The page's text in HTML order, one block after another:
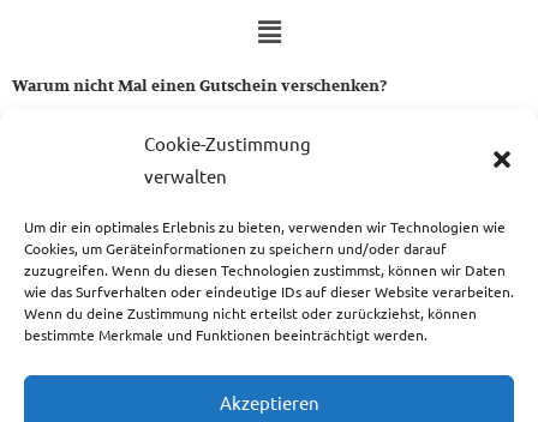
Cookie-Zustimmung
verwalten
Um dir ein optimales Erlebnis zu bieten, verwenden wir Technologien wie
Cookies, um Geräteinformationen zu speichern und/oder darauf
zuzugreifen. Wenn du diesen Technologien zustimmst, können wir Daten
wie das Surfverhalten oder eindeutige IDs auf dieser Website verarbeiten.
Wenn du deine Zustimmung nicht erteilst oder zurückziehst, können
bestimmte Merkmale und Funktionen beeinträchtigt werden.
Akzeptieren
Warum nicht Mal einen Gutschein verschenken?
Ein Gutschein von uns ist das perfekte Geschenk für alle Stoff-
zum Gutschein
Copyright © 2026 Das Atelier